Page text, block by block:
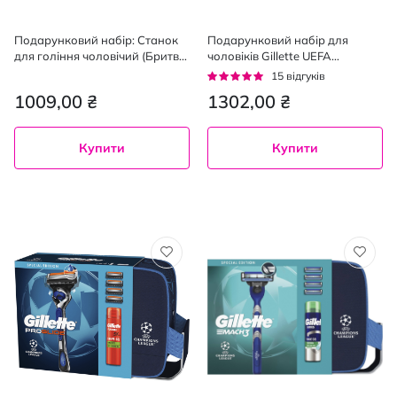
Подарунковий набір: Станок
для гоління чоловічий (Бритва)
Гель для гоління Gillette Fusion
Шкарпетки
1009,00 ₴
Купити
Подарунковий набір для
чоловіків Gillette UEFA
Champions League Special
Edition Станок Fusion5 з 4
змінними картриджами + гель
чутливої шкіри 200 мл +
Рейтинг:
15 відгуків
1302,00 ₴
Купити